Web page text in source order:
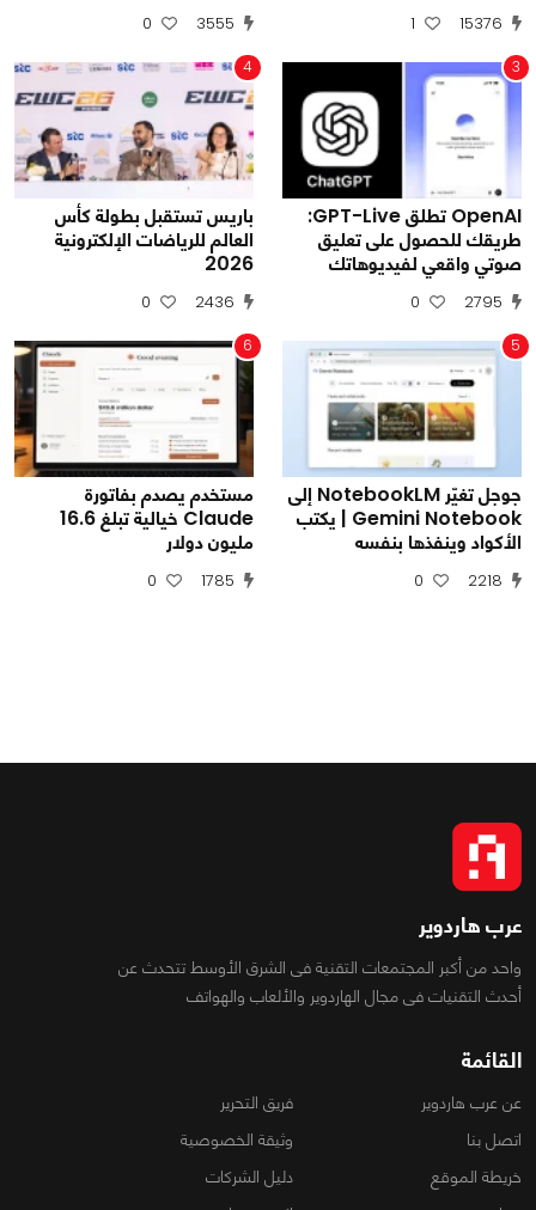
15376
1
3555
0
3
OpenAI تطلق GPT-Live:
طريقك للحصول على تعليق
صوتي واقعي لفيديوهاتك
2795
0
4
باريس تستقبل بطولة كأس
العالم للرياضات الإلكترونية
2026
2436
0
5
جوجل تغيّر NotebookLM إلى
Gemini Notebook | يكتب
الأكواد وينفذها بنفسه
2218
0
6
مستخدم يصدم بفاتورة
Claude خيالية تبلغ 16.6
مليون دولار
1785
0
عرب هاردوير
واحد من أكبر المجتمعات التقنية فى الشرق الأوسط تتحدث عن
أحدث التقنيات فى مجال الهاردوير والألعاب والهواتف
القائمة
عن عرب هاردوير
فريق التحرير
اتصل بنا
وثيقة الخصوصية
خريطة الموقع
دليل الشركات